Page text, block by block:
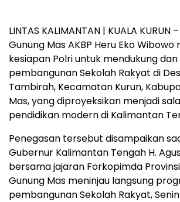
LINTAS KALIMANTAN | KUALA KURUN
Gunung Mas AKBP Heru Eko
kesiapan Polri untuk mendukung
pembangunan Sekolah Rakyat di
Tambirah, Kecamatan Kurun,
Mas, yang diproyeksikan menjadi
pendidikan modern di Kalimantan
Penegasan tersebut disampaikan
Gubernur Kalimantan Tengah H.
bersama jajaran Forkopimda
Gunung Mas meninjau langsung
pembangunan Sekolah Rakyat,